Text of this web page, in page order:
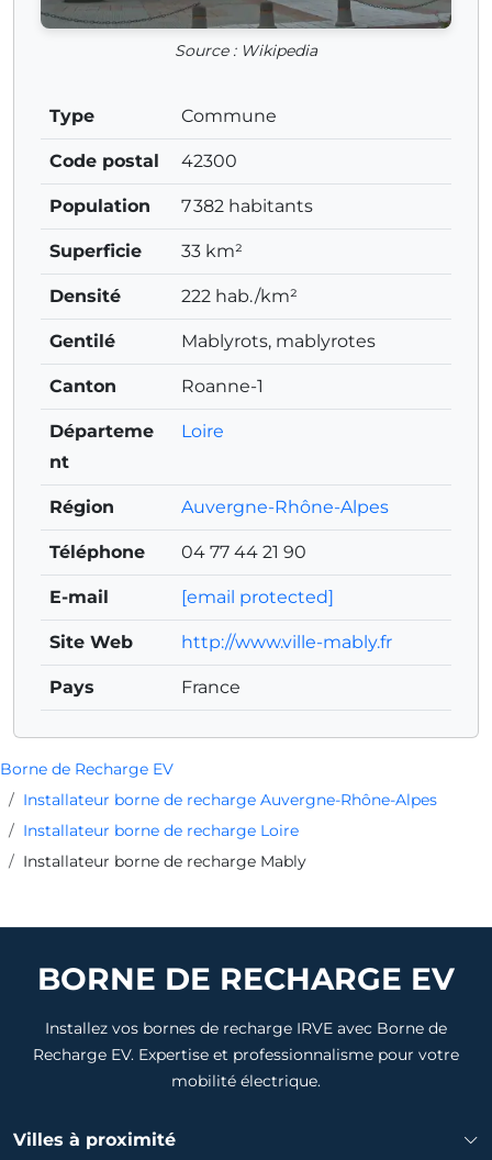
Borne de Recharge EV
Installateur borne de recharge Auvergne-Rhône-Alpes
Installateur borne de recharge Loire
Installateur borne de recharge Mably
Source : Wikipedia
Type Commune
Code postal 42300
Population 7 382 habitants
Superficie 33 km²
Densité 222 hab./km²
Gentilé Mablyrots, mablyrotes
Canton Roanne-1
Départeme
nt
Loire
Région Auvergne-Rhône-Alpes
Téléphone 04 77 44 21 90
E-mail [email protected]
Site Web http://www.ville-mably.fr
Pays France
BORNE DE RECHARGE EV
Installez vos bornes de recharge IRVE avec Borne de
Recharge EV. Expertise et professionnalisme pour votre
mobilité électrique.
Villes à proximité